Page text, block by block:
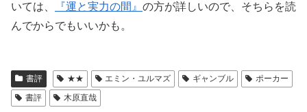
いては、
『運と実力の間』 の方が詳しいので、そちらを読
んでからでもいいかも。
書評 ★★ エミン・ユルマズ ギャンブル
ポーカー
書評
木原直哉